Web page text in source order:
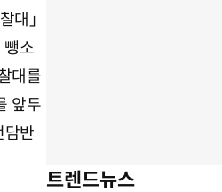
겨
기
대」
뺑소
대를
앞두
담반
트렌드뉴스